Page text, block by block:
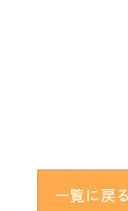
一覧に戻る